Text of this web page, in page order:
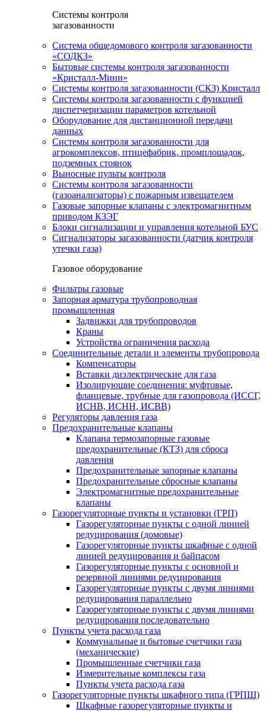
Системы контроля
загазованности
Система общедомового контроля загазованности
«СОДКЗ»
Бытовые системы контроля загазованности
«Кристалл-Мини»
Системы контроля загазованности (СКЗ) Кристалл
Системы контроля загазованности с функцией
диспетчеризации параметров котельной
Оборудование для дистанционной передачи
данных
Системы контроля загазованности для
агрокомплексов, птицефабрик, промплощадок,
подземных стоянок
Выносные пульты контроля
Системы контроля загазованности
(газоанализаторы) с пожарным извещателем
Газовые запорные клапаны с электромагнитным
приводом КЗЭГ
Блоки сигнализации и управления котельной БУС
Сигнализаторы загазованности (датчик контроля
утечки газа)
Газовое оборудование
Фильтры газовые
Запорная арматура трубопроводная
промышленная
Задвижки для трубопроводов
Краны
Устройства ограничения расхода
Соединительные детали и элементы трубопровода
Компенсаторы
Вставки диэлектрические для газа
Изолирующие соединения: муфтовые,
фланцевые, трубные для газопровода (ИССГ,
ИСНВ, ИСНН, ИСВВ)
Регуляторы давления газа
Предохранительные клапаны
Клапана термозапорные газовые
предохранительные (КТЗ) для сброса
давления
Предохранительные запорные клапаны
Предохранительные сбросные клапаны
Электромагнитные предохранительные
клапаны
Газорегуляторные пункты и установки (ГРП)
Газорегуляторные пункты с одной линией
редуцирования (домовые)
Газорегуляторные пункты шкафные с одной
линией редуцирования и байпасом
Газорегуляторные пункты с основной и
резервной линиями редуцирования
Газорегуляторные пункты с двумя линиями
редуцирования параллельно
Газорегуляторные пункты с двумя линиями
редуцирования последовательно
Пункты учета расхода газа
Коммунальные и бытовые счетчики газа
(механические)
Промышленные счетчики газа
Измерительные комплексы газа
Пункты учета расхода газа
Газорегуляторные пункты шкафного типа (ГРПШ)
Шкафные газорегуляторные пункты и